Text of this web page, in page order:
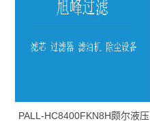
PALL-HC8400FKN8H颇尔液压